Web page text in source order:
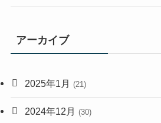
アーカイブ
2025年1月 (21)
2024年12月 (30)